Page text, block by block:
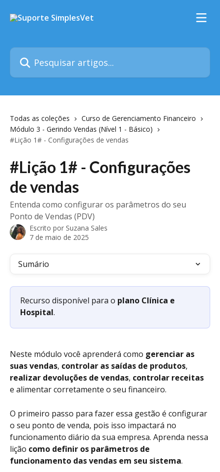
Pesquisar artigos...
Todas as coleções
Curso de Gerenciamento Financeiro
Módulo 3 - Gerindo Vendas (Nível 1 - Básico)
#Lição 1# - Configurações de vendas
#Lição 1# - Configurações
de vendas
Entenda como configurar os parâmetros do seu
Ponto de Vendas (PDV)
Escrito por Suzana Sales
7 de maio de 2025
Sumário
Recurso disponível para o plano Clínica e
Hospital.
Neste módulo você aprenderá como gerenciar as
suas vendas, controlar as saídas de produtos,
realizar devoluções de vendas, controlar receitas
e alimentar corretamente o seu financeiro.
O primeiro passo para fazer essa gestão é configurar
o seu ponto de venda, pois isso impactará no
funcionamento diário da sua empresa. Aprenda nessa
lição como definir os parâmetros de
funcionamento das vendas em seu sistema.